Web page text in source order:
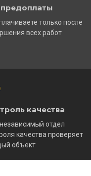
предоплаты
только после
всех работ
качества
отдел
качества проверяет
объект